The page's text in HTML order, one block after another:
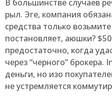
В большинстве случаев
рыл. Эге, компания
средства только
постановляет, аюшки?
предостаточно, когда
через “черного” брокера.
деньги, но изо
не устремляется